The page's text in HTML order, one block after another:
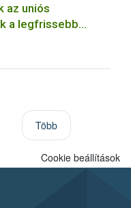
az uniós
a legfrissebb
Több
Cookie beállítások